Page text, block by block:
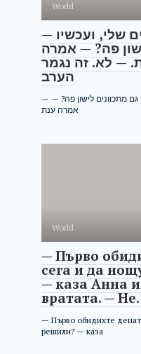
World
— קודם פגעתם בילדים שלי, ועכשיו
פה? — אמרה
— לא. זה נגמר
הערב
— קודם פגעתם בילדים שלי, ועכשיו אתם גם מתכוונים לישון פה? —
אמרה ענת
World
— Първо
сега и да
— каза Анна
вратата. —
— Първо обидихте
решили? — каза